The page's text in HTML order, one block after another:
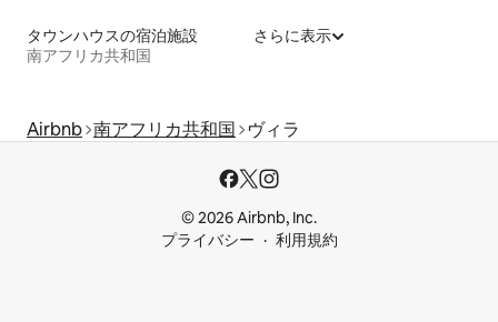
タウンハウスの宿泊施設
南アフリカ共和国
さらに表示
Airbnb 南アフリカ共和国 ヴィラ
© 2026 Airbnb, Inc.
プライバシー
利用規約